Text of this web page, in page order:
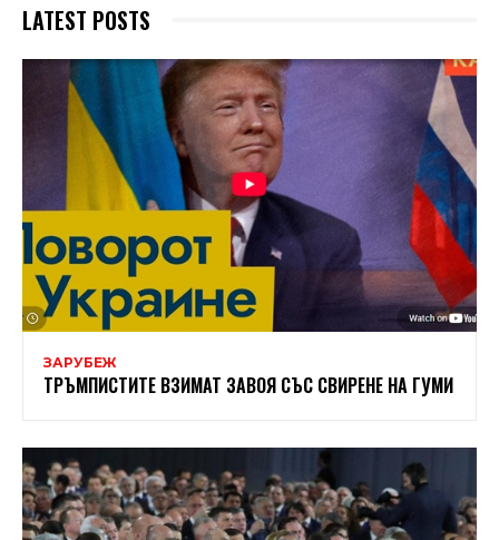
LATEST POSTS
ЗАРУБЕЖ
ТРЪМПИСТИТЕ ВЗИМАТ ЗАВОЯ СЪС СВИРЕНЕ НА ГУМИ